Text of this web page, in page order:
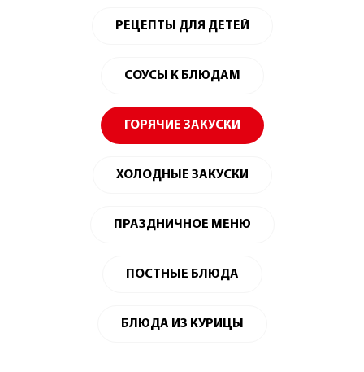
РЕЦЕПТЫ ДЛЯ ДЕТЕЙ
СОУСЫ К БЛЮДАМ
ГОРЯЧИЕ ЗАКУСКИ
ХОЛОДНЫЕ ЗАКУСКИ
ПРАЗДНИЧНОЕ МЕНЮ
ПОСТНЫЕ БЛЮДА
БЛЮДА ИЗ КУРИЦЫ